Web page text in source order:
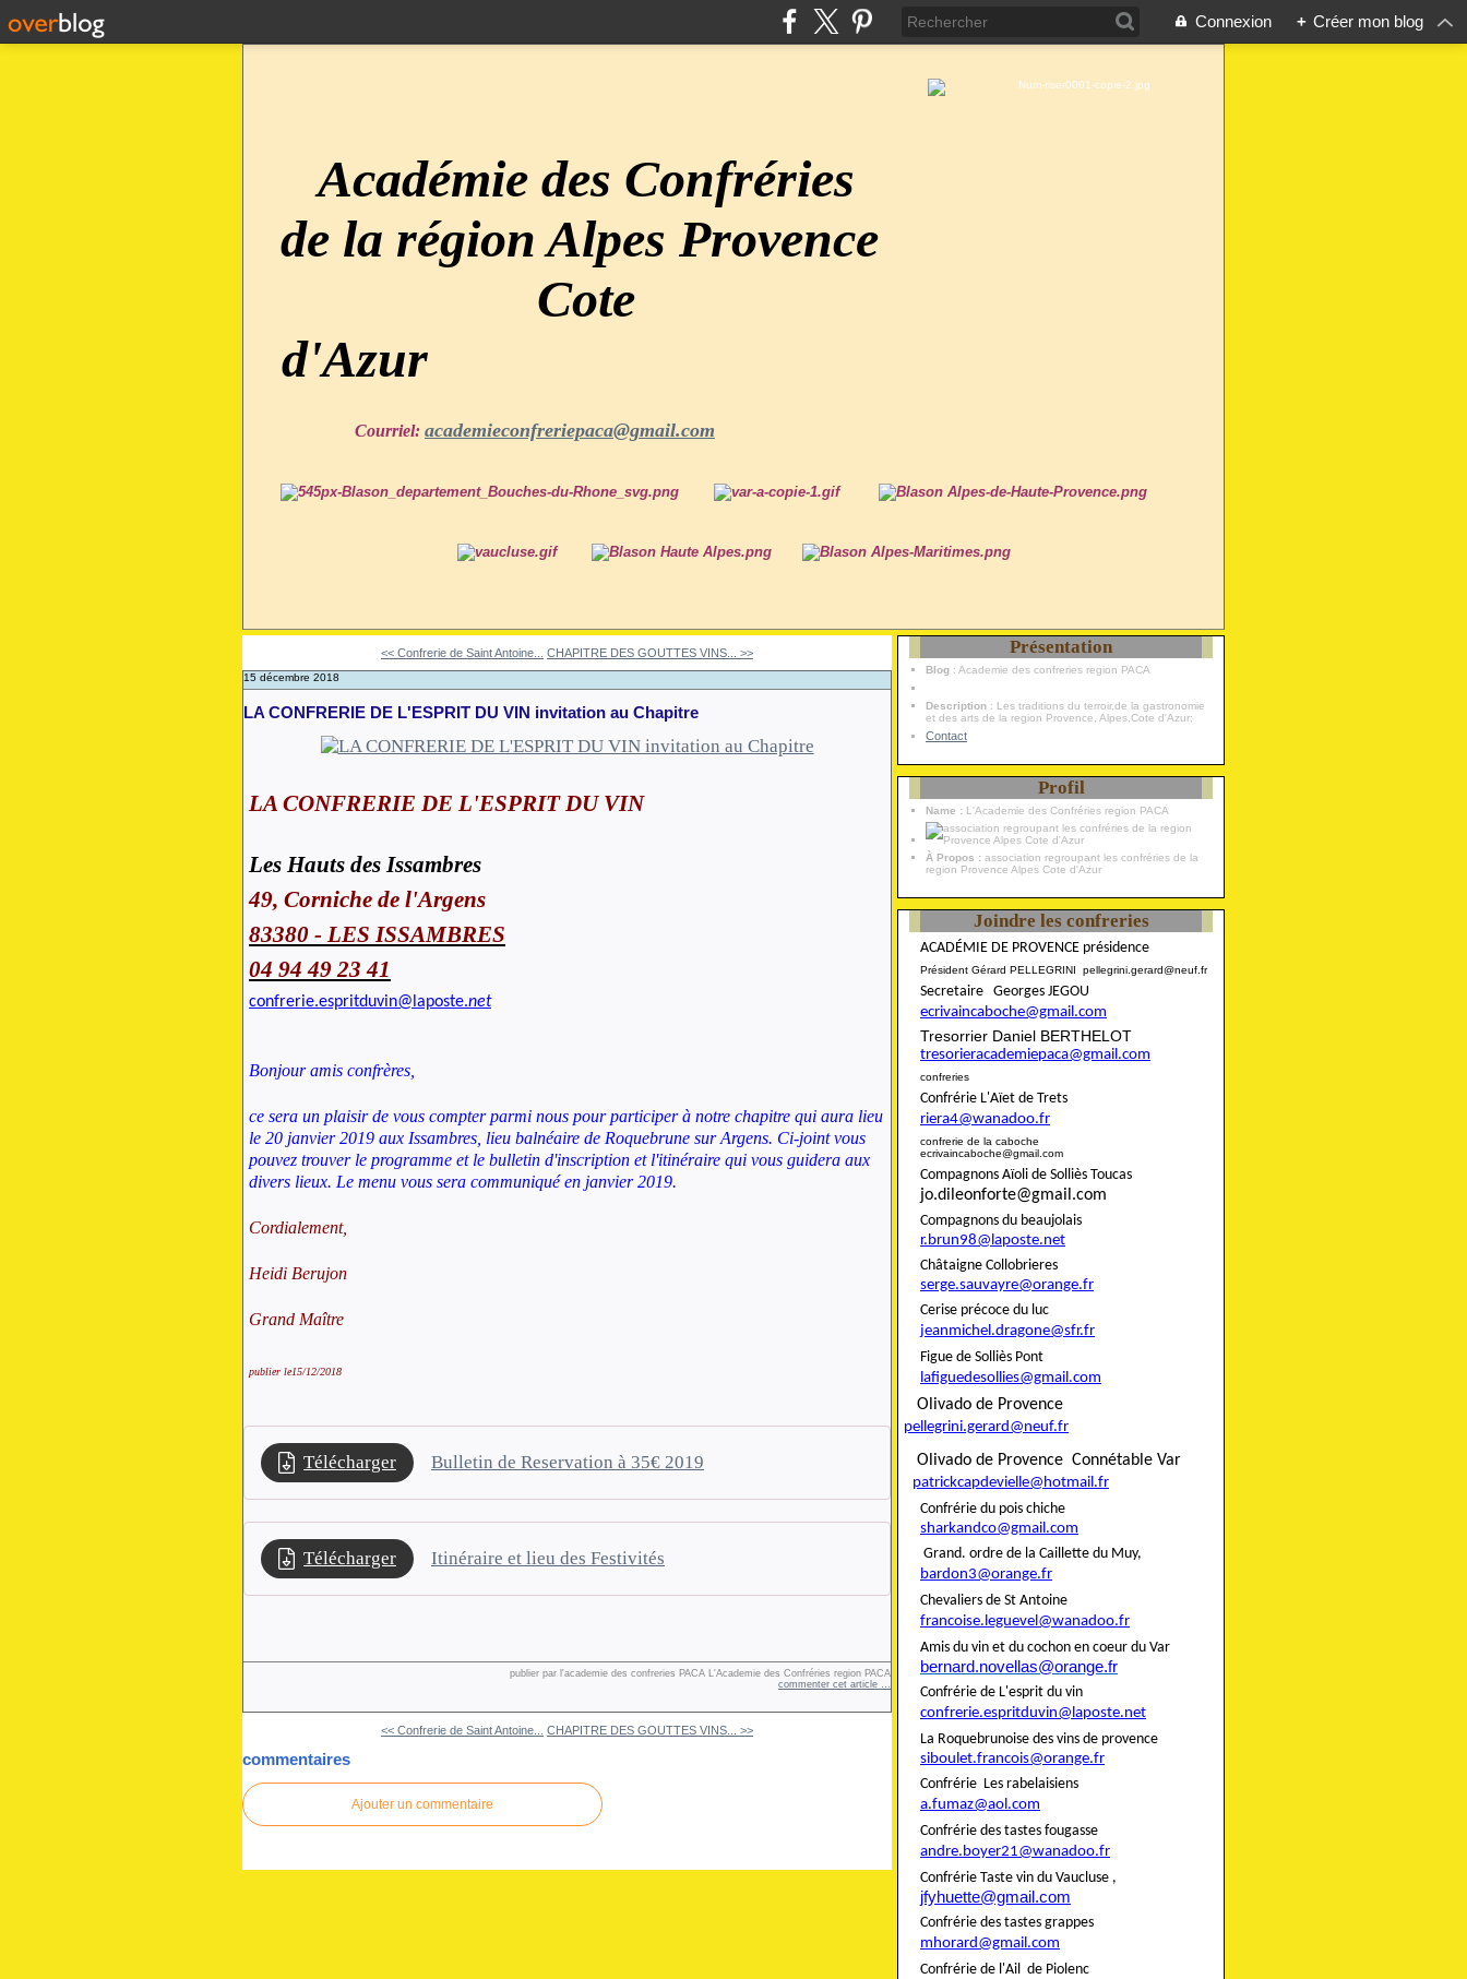
Connexion + Créer mon blog
Académie des Confréries
de la région Alpes Provence
Cote
d'Azur
Courriel: academieconfreriepaca@gmail.com
<< Confrerie de Saint Antoine... CHAPITRE DES GOUTTES VINS... >>
15 décembre 2018
LA CONFRERIE DE L'ESPRIT DU VIN invitation au Chapitre
LA CONFRERIE DE L'ESPRIT DU VIN
Les Hauts des Issambres
49, Corniche de l'Argens
83380 - LES ISSAMBRES
04 94 49 23 41
confrerie.espritduvin@laposte.net
Bonjour amis confrères,
ce sera un plaisir de vous compter parmi nous pour participer à notre chapitre qui aura lieu
le 20 janvier 2019 aux Issambres, lieu balnéaire de Roquebrune sur Argens. Ci-joint vous
pouvez trouver le programme et le bulletin d'inscription et l'itinéraire qui vous guidera aux
divers lieux. Le menu vous sera communiqué en janvier 2019.
Cordialement,
Heidi Berujon
Grand Maître
publier le15/12/2018
Télécharger Bulletin de Reservation à 35€ 2019
Télécharger Itinéraire et lieu des Festivités
publier par l'academie des confreries PACA L'Academie des Confréries region PACA
commenter cet article
<< Confrerie de Saint Antoine... CHAPITRE DES GOUTTES VINS... >>
commentaires
Ajouter un commentaire
Présentation
Blog : Academie des confreries region PACA
Description : Les traditions du terroir,de la gastronomie
et des arts de la region Provence, Alpes,Cote d'Azur;
Contact
Profil
Name : L'Academie des Confréries region PACA
À Propos : association regroupant les confréries de la
region Provence Alpes Cote d'Azur
Joindre les confreries
ACADÉMIE DE PROVENCE présidence
Président Gérard PELLEGRINI pellegrini.gerard@neuf.fr
Secretaire Georges JEGOU
ecrivaincaboche@gmail.com
Tresorrier Daniel BERTHELOT
tresorieracademiepaca@gmail.com
confreries
Confrérie L'Aïet de Trets
riera4@wanadoo.fr
confrerie de la caboche
ecrivaincaboche@gmail.com
Compagnons Aïoli de Solliès Toucas
jo.dileonforte@gmail.com
Compagnons du beaujolais
r.brun98@laposte.net
Châtaigne Collobrieres
serge.sauvayre@orange.fr
Cerise précoce du luc
jeanmichel.dragone@sfr.fr
Figue de Solliès Pont
lafiguedesollies@gmail.com
Olivado de Provence
pellegrini.gerard@neuf.fr
Olivado de Provence Connétable Var
patrickcapdevielle@hotmail.fr
Confrérie du pois chiche
sharkandco@gmail.com
Grand. ordre de la Caillette du Muy,
bardon3@orange.fr
Chevaliers de St Antoine
francoise.leguevel@wanadoo.fr
Amis du vin et du cochon en coeur du Var
bernard.novellas@orange.fr
Confrérie de L'esprit du vin
confrerie.espritduvin@laposte.net
La Roquebrunoise des vins de provence
siboulet.francois@orange.fr
Confrérie Les rabelaisiens
a.fumaz@aol.com
Confrérie des tastes fougasse
andre.boyer21@wanadoo.fr
Confrérie Taste vin du Vaucluse ,
jfyhuette@gmail.com
Confrérie des tastes grappes
mhorard@gmail.com
Confrérie de l'Ail de Piolenc